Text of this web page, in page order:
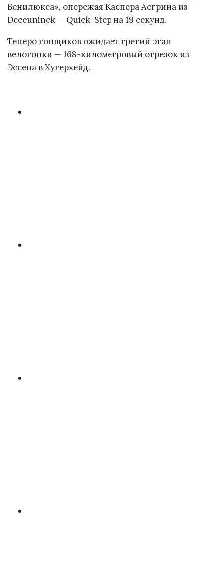
Бенилюкса», опережая Каспера Асгрина из
Deceuninck — Quick-Step на 19 секунд.
Теперо гонщиков ожидает третий этап
велогонки — 168-километровый отрезок из
Эссена в Хугерхейд.